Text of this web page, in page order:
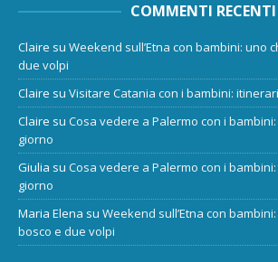
COMMENTI RECENTI
Claire su Weekend sull’Etna con bambini: uno
due volpi
Claire su Visitare Catania con i bambini:
Claire su Cosa vedere a Palermo con i
giorno
Giulia su Cosa vedere a Palermo con i
giorno
Maria Elena su Weekend sull’Etna con
bosco e due volpi